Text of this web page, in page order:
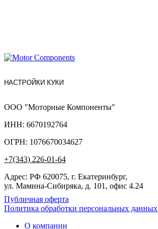
НАСТРОЙКИ КУКИ
ООО "Моторные Компоненты"
ИНН: 6670192764
ОГРН: 1076670034627
+7(343) 226-01-64
Адрес: РФ 620075, г. Екатеринбург,
ул. Мамина-Сибиряка, д. 101, офис 4.24
Публичная оферта
Политика обработки персональных данных
О компании